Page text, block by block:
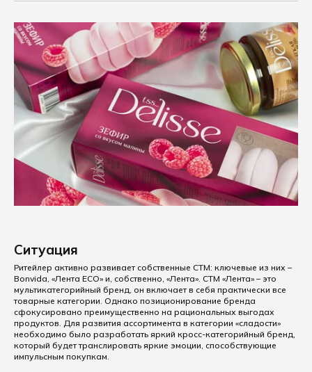
Ситуация
Ритейлер активно развивает собственные СТМ: ключевые из них –
Bonvida, «Лента ECO» и, собственно, «Лента». СТМ «Лента» – это
мультикатегорийный бренд, он включает в себя практически все
товарные категории. Однако позиционирование бренда
сфокусировано преимущественно на рациональных выгодах
продуктов. Для развития ассортимента в категории «сладости»
необходимо было разработать яркий кросс-категорийный бренд,
который будет транслировать яркие эмоции, способствующие
импульсным покупкам.